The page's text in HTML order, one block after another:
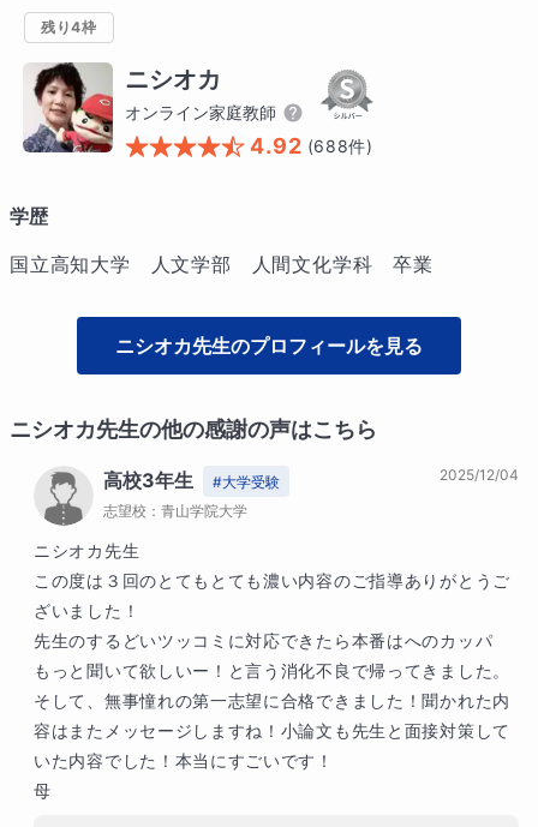
残り4枠
ニシオカ
オンライン家庭教師
4.92 (688件)
学歴
国立高知大学　人文学部　人間文化学科　卒業
ニシオカ先生のプロフィールを見る
ニシオカ先生の他の感謝の声はこちら
高校3年生 #大学受験
志望校： 青山学院大学
2025/12/04
ニシオカ先生
この度は３回のとてもとても濃い内容のご指導ありがとうご
ざいました！
先生のするどいツッコミに対応できたら本番はへのカッパ
もっと聞いて欲しいー！と言う消化不良で帰ってきました。
そして、無事憧れの第一志望に合格できました！聞かれた内
容はまたメッセージしますね！小論文も先生と面接対策して
いた内容でした！本当にすごいです！
母